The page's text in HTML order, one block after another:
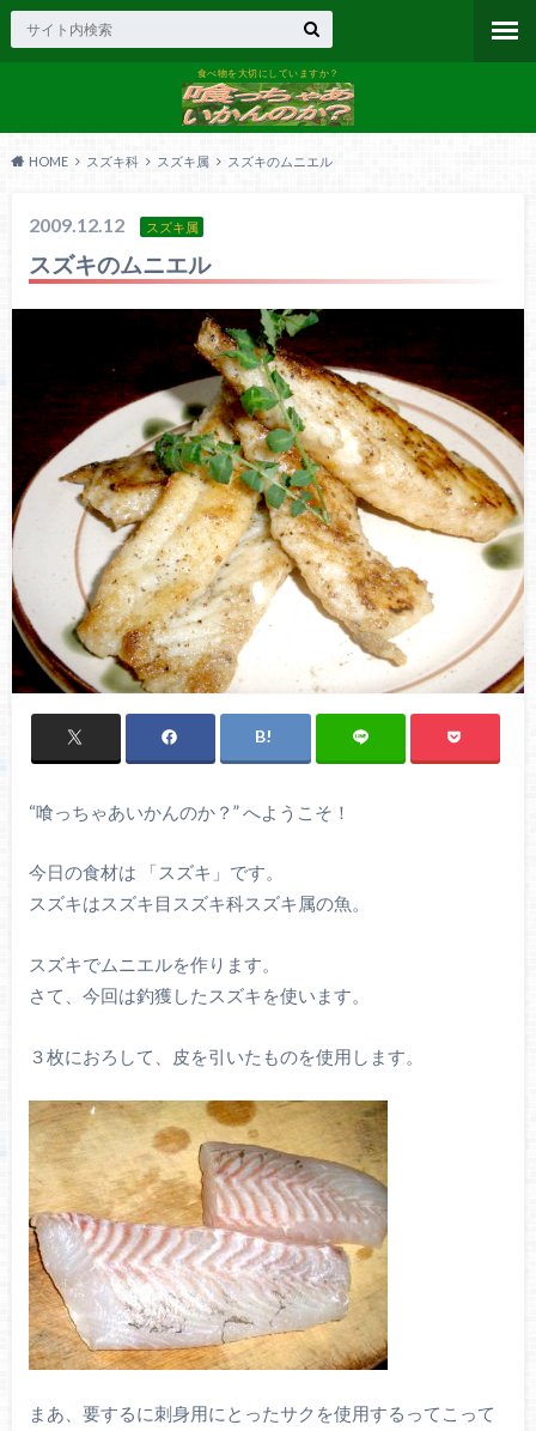
食べ物を大切にしていますか？
HOME スズキ科 スズキ属 スズキのムニエル
2009.12.12 スズキ属
スズキのムニエル
“喰っちゃあいかんのか？” へようこそ！
今日の食材は 「スズキ」です。
スズキはスズキ目スズキ科スズキ属の魚。
スズキでムニエルを作ります。
さて、今回は釣獲したスズキを使います。
３枚におろして、皮を引いたものを使用します。
まあ、要するに刺身用にとったサクを使用するってこって